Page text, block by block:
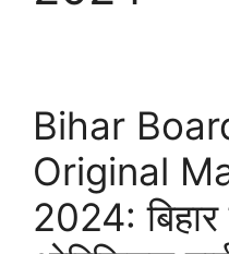
Bihar
Original
2024: बिहार